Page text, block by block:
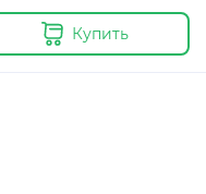
Купить